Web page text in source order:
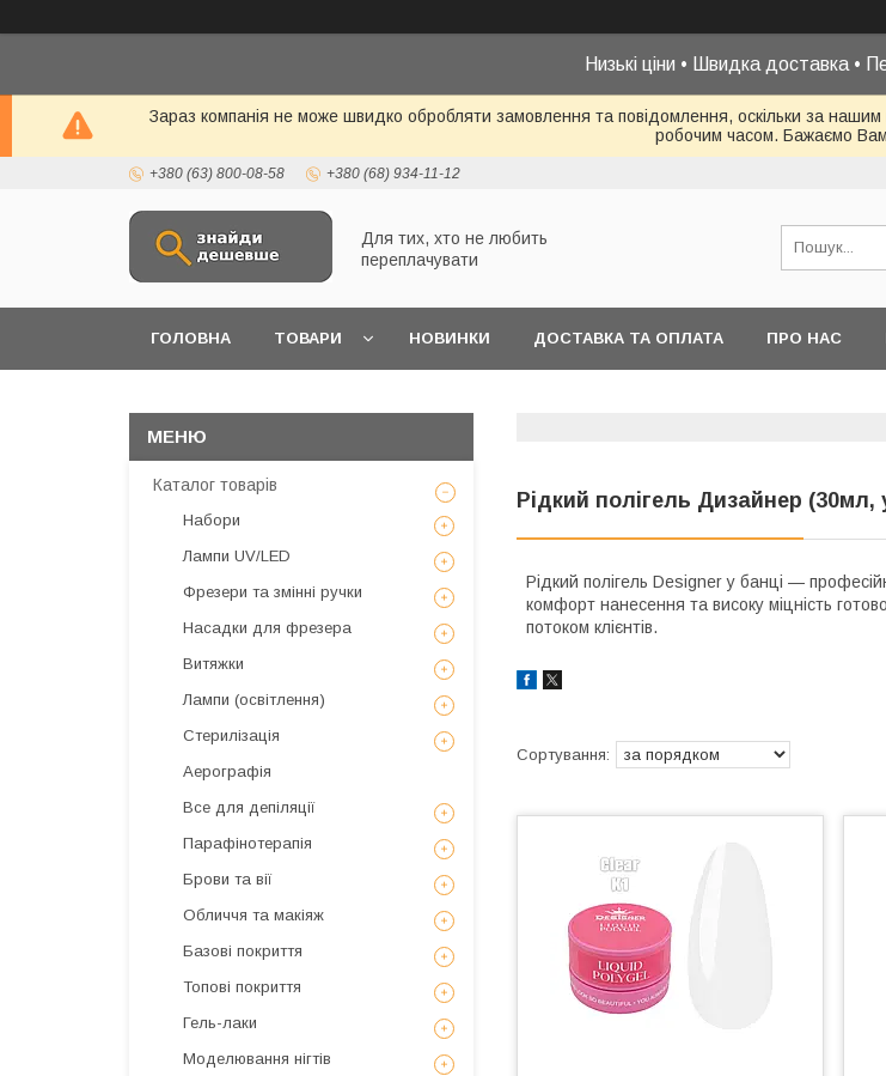
Низькі ціни • Швидка доставка •
Зараз компанія не може швидко обробляти замовлення та повідомлення, оскільки за
робочим часом. Бажаємо
+380 (63) 800-08-58 +380 (68) 934-11-12
Для тих, хто не любить
переплачувати
ГОЛОВНА ТОВАРИ НОВИНКИ ДОСТАВКА ТА ОПЛАТА ПРО НАС
Рідкий полігель Дизайнер (30мл,
Рідкий полігель Designer у банці —
комфорт нанесення та високу міцність
потоком клієнтів.
Каталог товарів
Набори
Лампи UV/LED
Фрезери та змінні ручки
Насадки для фрезера
Витяжки
Лампи (освітлення)
Стерилізація
Аерографія
Все для депіляції
Парафінотерапія
Брови та вії
Обличчя та макіяж
Базові покриття
Топові покриття
Гель-лаки
Моделювання нігтів